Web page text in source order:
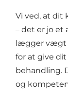
Vi ved, at dit
– det er jo et
lægger vægt
for at give
behandling.
og